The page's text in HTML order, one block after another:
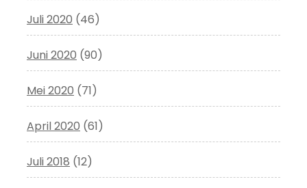
Juli 2020 (46)
Juni 2020 (90)
Mei 2020 (71)
April 2020 (61)
Juli 2018 (12)